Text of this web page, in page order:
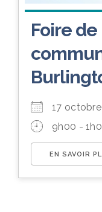
Foire
17
9h00 -
EN SAVOIR